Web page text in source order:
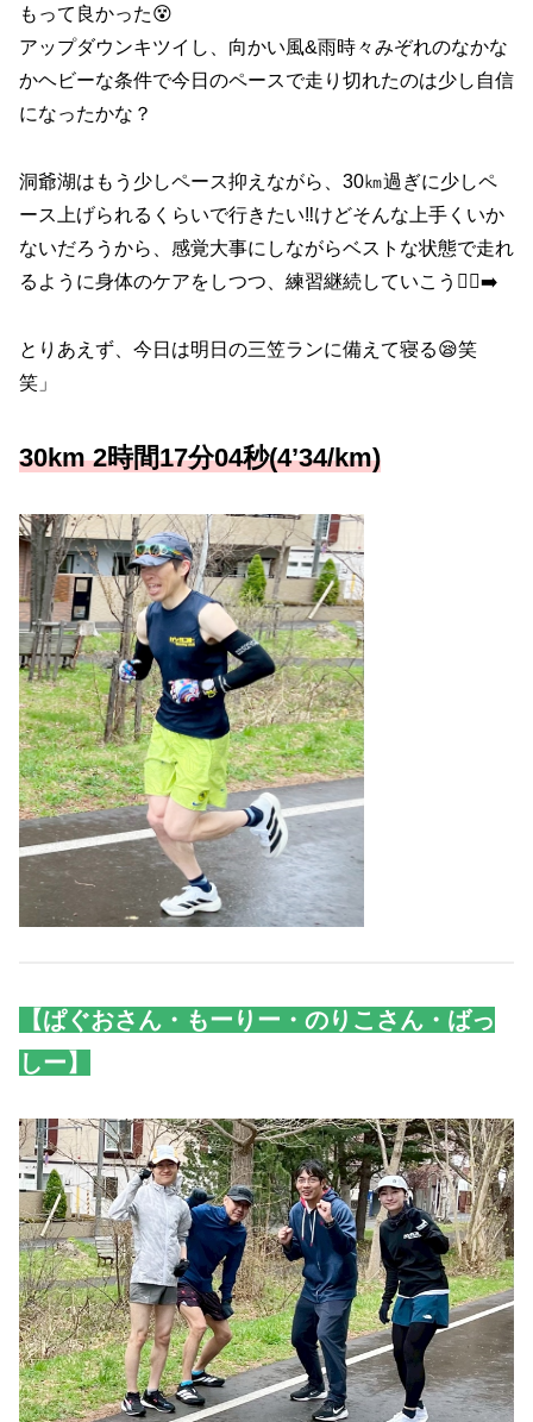
もって良かった😵
アップダウンキツイし、向かい風&雨時々みぞれのなかな
かヘビーな条件で今日のペースで走り切れたのは少し自信
になったかな？
洞爺湖はもう少しペース抑えながら、30㎞過ぎに少しペ
ース上げられるくらいで行きたい‼︎けどそんな上手くいか
ないだろうから、感覚大事にしながらベストな状態で走れ
るように身体のケアをしつつ、練習継続していこう🏃‍♂️‍➡️
とりあえず、今日は明日の三笠ランに備えて寝る😪笑
笑」
30km 2時間17分04秒(4’34/km)
【ぱぐおさん・もーりー・のりこさん・ばっ
しー】